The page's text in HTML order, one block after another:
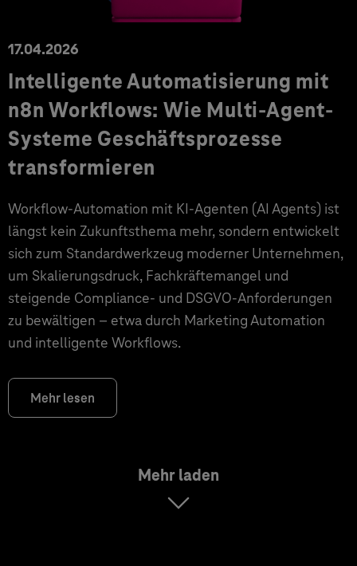
17.04.2026
Intelligente Automatisierung mit
n8n Workflows: Wie Multi-Agent-
Systeme Geschäftsprozesse
transformieren
Workflow-Automation mit KI-Agenten (AI Agents) ist
längst kein Zukunftsthema mehr, sondern entwickelt
sich zum Standardwerkzeug moderner Unternehmen,
um Skalierungsdruck, Fachkräftemangel und
steigende Compliance- und DSGVO-Anforderungen
zu bewältigen – etwa durch Marketing Automation
und intelligente Workflows.
Mehr lesen
Mehr laden